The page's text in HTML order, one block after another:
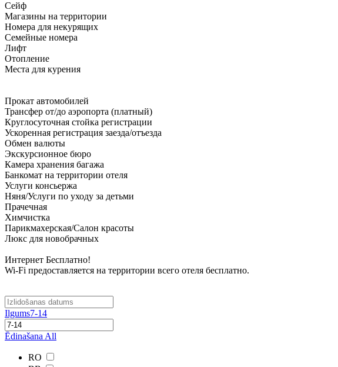
Сейф
Магазины на территории
Номера для некурящих
Семейные номера
Лифт
Отопление
Места для курения
Прокат автомобилей
Трансфер от/до аэропорта (платный)
Круглосуточная стойка регистрации
Ускоренная регистрация заезда/отъезда
Обмен валюты
Экскурсионное бюро
Камера хранения багажа
Банкомат на территории отеля
Услуги консьержа
Няня/Услуги по уходу за детьми
Прачечная
Химчистка
Парикмахерская/Салон красоты
Люкс для новобрачных
Интернет Бесплатно!
Wi-Fi предоставляется на территории всего отеля бесплатно.
Ilgums7-14
Ēdinašana All
RO